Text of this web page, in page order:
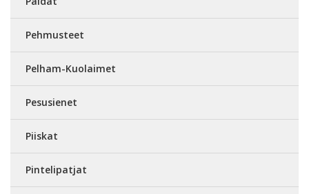
Pehmusteet
Pelham-Kuolaimet
Pesusienet
Piiskat
Pintelipatjat